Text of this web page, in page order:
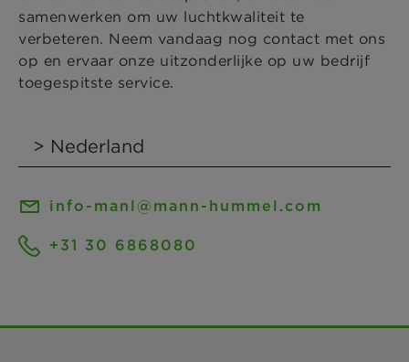
samenwerken om uw luchtkwaliteit te
verbeteren. Neem vandaag nog contact met ons
op en ervaar onze uitzonderlijke op uw bedrijf
toegespitste service.
info-manl@mann-hummel.com
+31 30 6868080